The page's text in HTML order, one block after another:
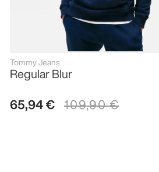
Tommy Jeans
Regular Blur
65,94 € 109,90 €